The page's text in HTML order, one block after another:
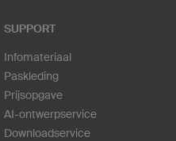
SUPPORT
Infomateriaal
Paskleding
Prijsopgave
AI-ontwerpservice
Downloadservice